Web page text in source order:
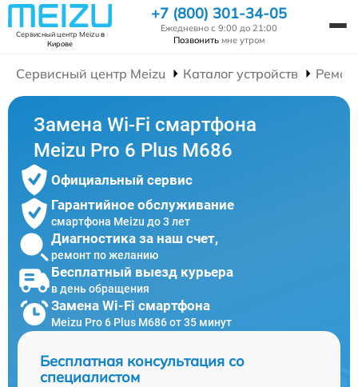
Сервисный центр Meizuв
Кирове
+7 (800) 301-34-05
Ежедневно с 9:00 до 21:00
Позвонить мне утром
Сервисный центр Meizu Каталог устройств
Замена Wi-Fi смартфона
Meizu Pro 6 Plus M686
Официальный сервис
Гарантийное обслуживание
смартфона Meizu до 3 лет
Диагностика за наш счет,
ремонт по желанию
Бесплатный выезд курьера
в день обращения
Замена Wi-Fi смартфона
Meizu Pro 6 Plus M686 от 35 минут
Бесплатная консультация со
специалистом